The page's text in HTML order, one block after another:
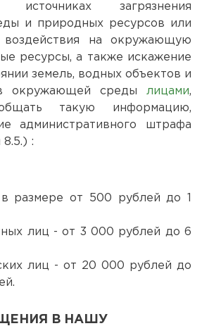
загрязнения
и природных ресурсов или
воздействия на окружающую
ресурсы, а также искажение
земель, водных объектов и
окружающей среды лицами,
такую информацию,
административного штрафа
:
размере от 500 рублей до 1
лиц - от 3 000 рублей до 6
лиц - от 20 000 рублей до
В НАШУ